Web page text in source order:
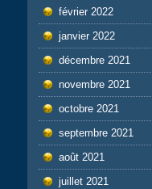
février 2022
janvier 2022
décembre 2021
novembre 2021
octobre 2021
septembre 2021
août 2021
juillet 2021